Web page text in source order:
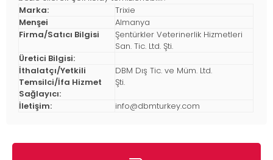
Marka:
Trixie
Menşei
Almanya
Firma/Satıcı Bilgisi
Şentürkler Veterinerlik Hizmetleri
San. Tic. Ltd. Şti.
Üretici Bilgisi:
İthalatçı/Yetkili
Temsilci/İfa Hizmet
Sağlayıcı:
DBM Dış Tic. ve Müm. Ltd.
Şti.
İletişim: info@dbmturkey.com